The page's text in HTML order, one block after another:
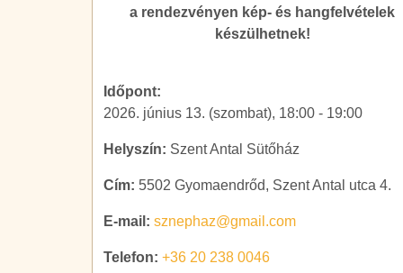
a rendezvényen kép- és hangfelvételek
készülhetnek!
Időpont:
2026. június 13. (szombat), 18:00 - 19:00
Helyszín: Szent Antal Sütőház
Cím: 5502 Gyomaendrőd, Szent Antal utca 4.
E-mail: sznephaz@gmail.com
Telefon: +36 20 238 0046